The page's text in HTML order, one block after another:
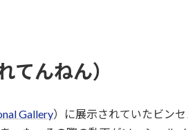
てんねん）
Gallery）に展示されていたビン